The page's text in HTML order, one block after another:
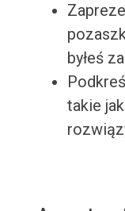
byłeś
takie